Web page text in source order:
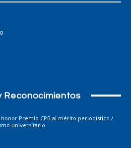
Reconocimientos
honor Premio CPB al mérito periodístico /
universitario